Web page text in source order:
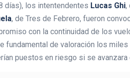
días), los intentendentes Lucas Ghi,
, de Tres de Febrero, fueron
con la continuidad de los
fundamental de valoración los
puestos en riesgo si se avanzara